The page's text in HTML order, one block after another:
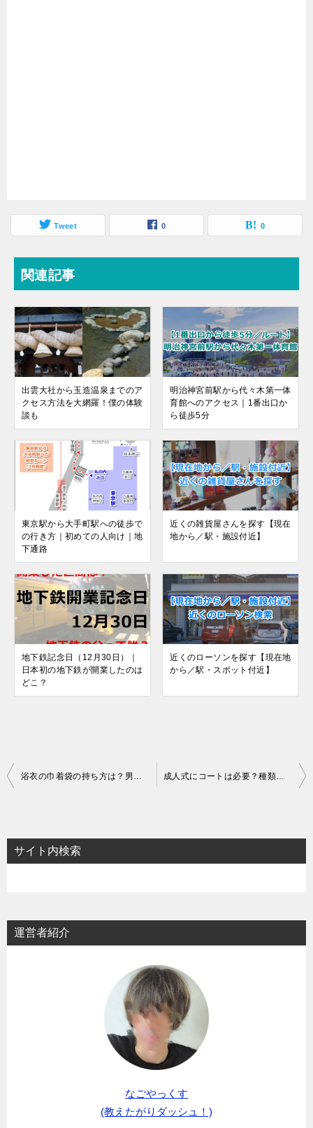
Tweet 0 0
関連記事
出雲大社から玉造温泉までのア
クセス方法を大網羅！僕の体験
談も
明治神宮前駅から代々木第一体
育館へのアクセス｜1番出口か
ら徒歩5分
東京駅から大手町駅への徒歩で
の行き方｜初めての人向け｜地
下通路
近くの雑貨屋さんを探す【現在
地から／駅・施設付近】
地下鉄記念日（12月30日）｜
日本初の地下鉄が開業したのは
どこ？
近くのローソンを探す【現在地
から／駅・スポット付近】
投
ビ
ゲ
ョ
浴衣の巾着袋の持ち方は？男性で粋でカッコいいのはコレ！ 成人式にコートは必要？種類はチェスター？それともダッフル？
サイト内検索
運営者紹介
なごやっくす
(教えたがりダッシュ！)